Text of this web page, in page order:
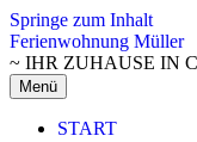
Springe zum Inhalt
Ferienwohnung Müller
~ IHR ZUHAUSE IN
Menü
START